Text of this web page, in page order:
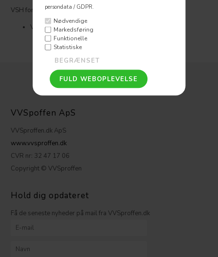
persondata / GDPR.
Nødvendige
Markedsføring
Funktionelle
Statistiske
VSH forkromet kompressions overgang ½'' - 10 mm muffe
Vand- og varme- og gasinstallationer
VVSpoffen ApS
VVSproffen.dk ApS
www.vvsproffen.dk
CVR nr: 32 47 17 06
Copyright © VVSproffen
Hold dig opdateret
Få de seneste nyheder på mail fra VVSproffen.dk